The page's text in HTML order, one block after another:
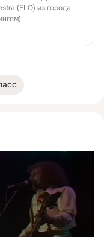
(ELO) из города